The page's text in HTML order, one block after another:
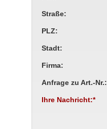
Straße:
PLZ:
Stadt:
Firma:
Anfrage zu Art.-Nr.:
Ihre Nachricht:*